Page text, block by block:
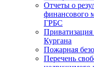
Отчеты о
финансового
ГРБС
Кургана
Пожарная
Перечень